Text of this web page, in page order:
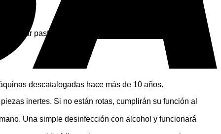
pastillas de freno usadas para un coche: no tiene
descatalogadas hace más de 10 años.
inertes. Si no están rotas, cumplirán su función al
Una simple desinfección con alcohol y funcionará